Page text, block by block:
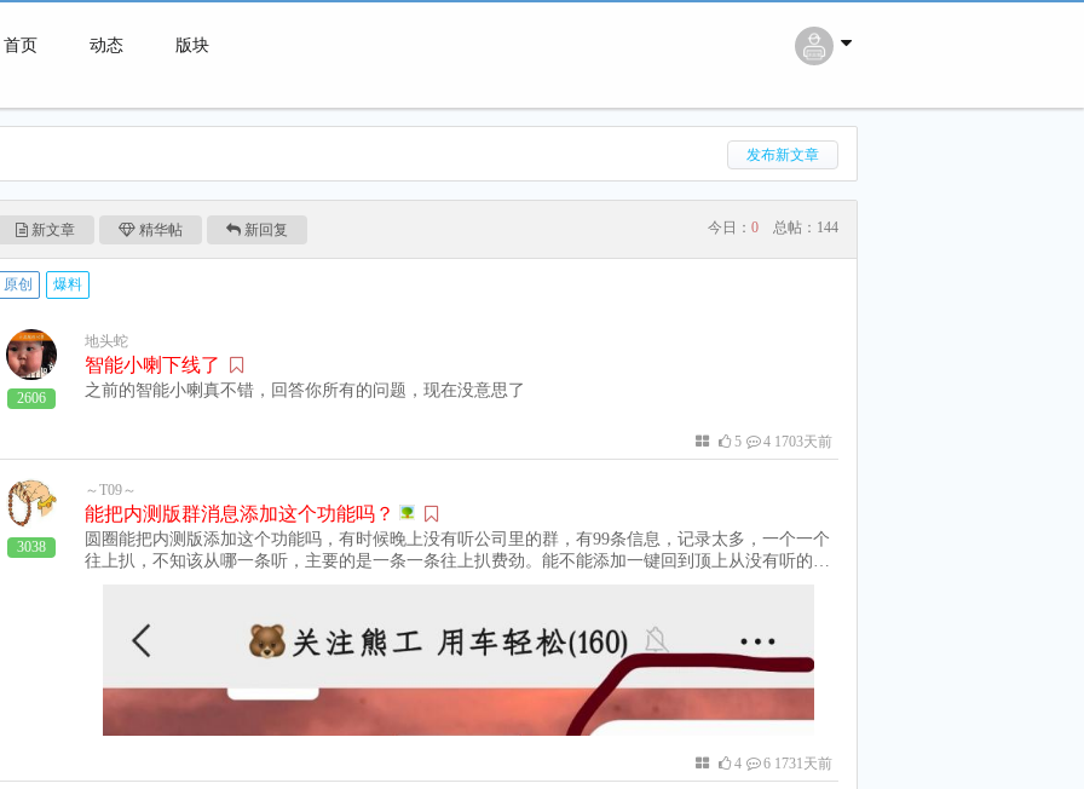
首页 动态 版块
搜 索
发布新文章
新文章 精华帖 新回复 今日： 0 总帖： 144
原创 爆料
2606
地头蛇
智能小喇下线了
之前的智能小喇真不错，回答你所有的问题，现在没意思了
5 4 1703天前
3038
～T09～
能把内测版群消息添加这个功能吗？
圆圈能把内测版添加这个功能吗，有时候晚上没有听公司里的群，有99条信息，记录太多，一个一个
往上扒，不知该从哪一条听，主要的是一条一条往上扒费劲。能不能添加一键回到顶上从没有听的那
4 6 1731天前